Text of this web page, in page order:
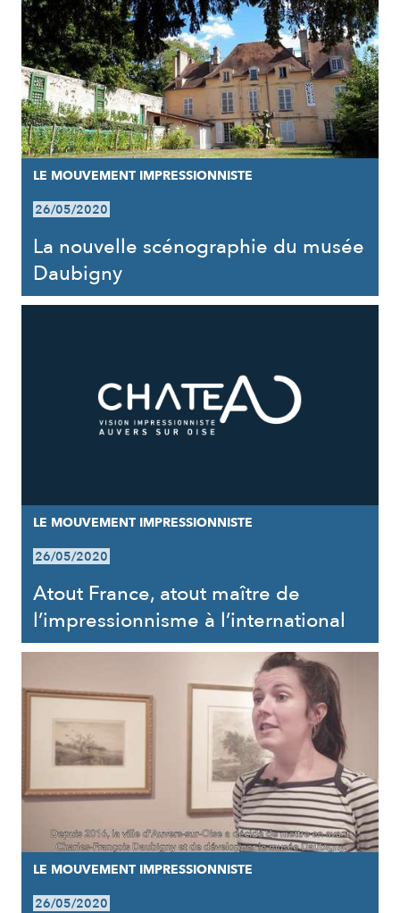
LE MOUVEMENT IMPRESSIONNISTE
26/05/2020
La nouvelle scénographie du musée
Daubigny
LE MOUVEMENT IMPRESSIONNISTE
26/05/2020
Atout France, atout maître de
l’impressionnisme à l’international
LE MOUVEMENT IMPRESSIONNISTE
26/05/2020